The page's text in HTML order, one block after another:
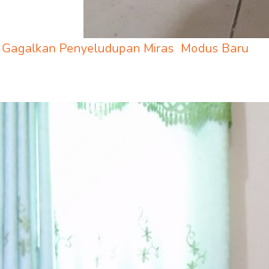
Penyeludupan Miras Modus Baru